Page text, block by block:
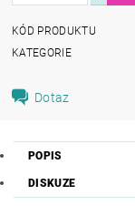
KÓD PRODUKTU
KATEGORIE
Dotaz
POPIS
DISKUZE